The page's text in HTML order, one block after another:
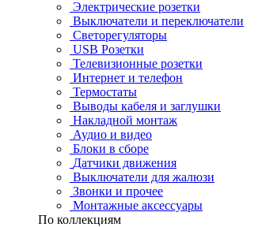
Электрические розетки
Выключатели и переключатели
Светорегуляторы
USB Розетки
Телевизионные розетки
Интернет и телефон
Термостаты
Выводы кабеля и заглушки
Накладной монтаж
Аудио и видео
Блоки в сборе
Датчики движения
Выключатели для жалюзи
Звонки и прочее
Монтажные аксессуары
По коллекциям